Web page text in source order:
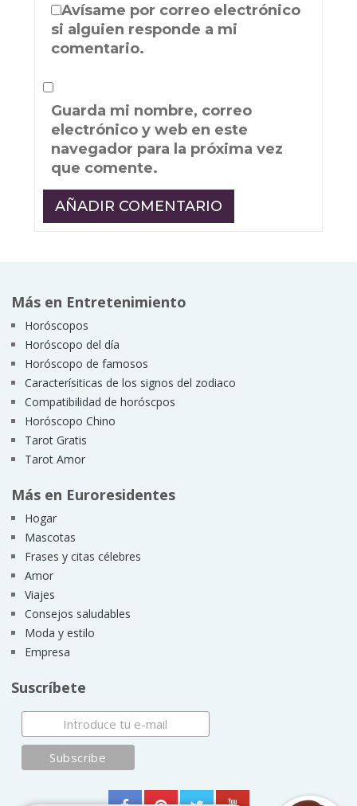
Avísame por correo electrónico
si alguien responde a mi
comentario.
Guarda mi nombre, correo
electrónico y web en este
navegador para la próxima vez
que comente.
Más en Entretenimiento
Horóscopos
Horóscopo del día
Horóscopo de famosos
Caracterísiticas de los signos del zodiaco
Compatibilidad de horóscpos
Horóscopo Chino
Tarot Gratis
Tarot Amor
Más en Euroresidentes
Hogar
Mascotas
Frases y citas célebres
Amor
Viajes
Consejos saludables
Moda y estilo
Empresa
Suscríbete